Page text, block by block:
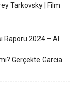
Tarkovsky | Film
Raporu 2024 – AI
Gerçekte Garcia